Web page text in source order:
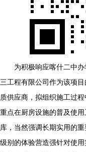
为积极响应喀什二中
三工程有限公司作为该项
质供应商，拟组织施工过
重点在厨房设施的普及使
库，当然强调长期实用的
级别的体验营造强针对使